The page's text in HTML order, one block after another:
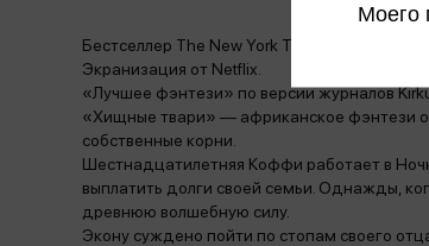
Бестселлер The New York Times!
Экранизация от Netflix.
«Лучшее фэнтези» по версии журналов
«Хищные твари» — африканское фэнтези о
собственные корни.
Шестнадцатилетняя Коффи работает в
выплатить долги своей семьи. Однажды,
древнюю волшебную силу.
Экону суждено пойти по стопам своего
Моего